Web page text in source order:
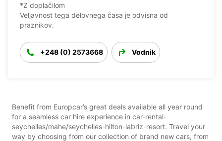
*Z doplačilom
Veljavnost tega delovnega časa je odvisna od
praznikov.
+248 (0) 2573668 Vodnik
Benefit from Europcar’s great deals available all year round
for a seamless car hire experience in car-rental-
seychelles/mahe/seychelles-hilton-labriz-resort. Travel your
way by choosing from our collection of brand new cars, from